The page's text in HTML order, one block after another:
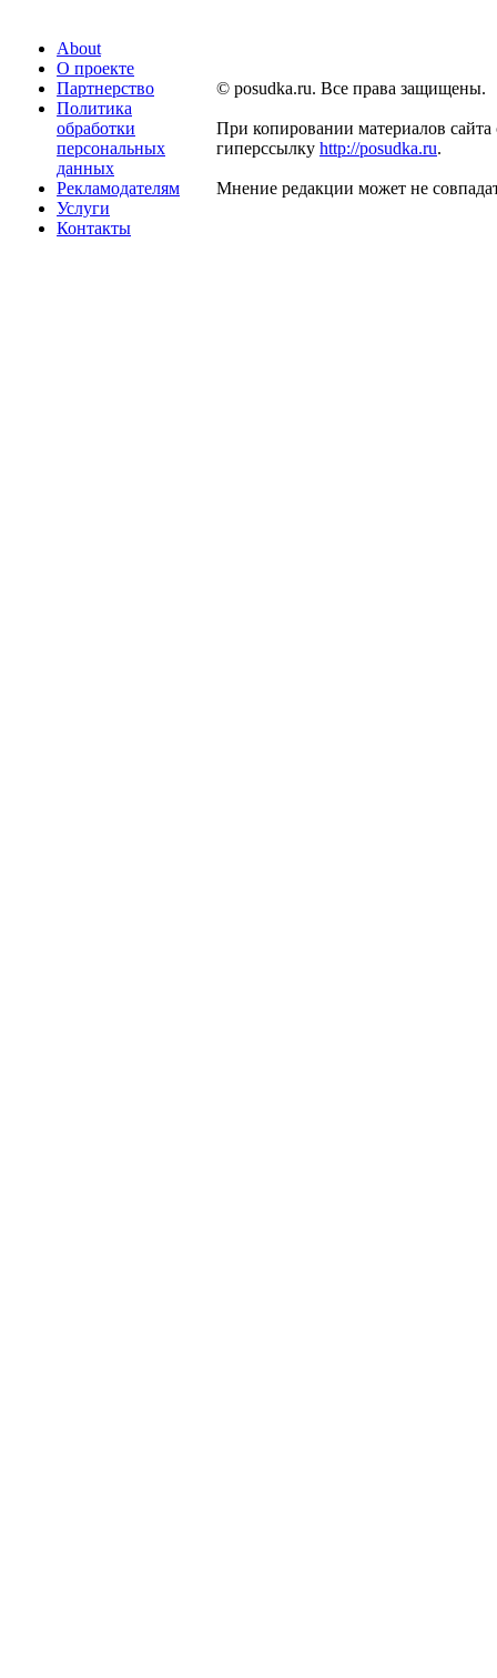
About
О проекте
Партнерство
Политика
обработки
персональных
данных
Рекламодателям
Услуги
Контакты
© posudka.ru. Все права защищены.
При копировании материалов сайта
гиперссылку http://posudka.ru.
Мнение редакции может не